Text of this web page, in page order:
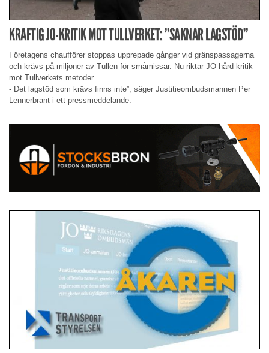
KRAFTIG JO-KRITIK MOT TULLVERKET: ”SAKNAR LAGSTÖD”
Företagens chaufförer stoppas upprepade gånger vid gränspassagerna
och krävs på miljoner av Tullen för småmissar. Nu riktar JO hård kritik
mot Tullverkets metoder.
- Det lagstöd som krävs finns inte”, säger Justitieombudsmannen Per
Lennerbrant i ett pressmeddelande.